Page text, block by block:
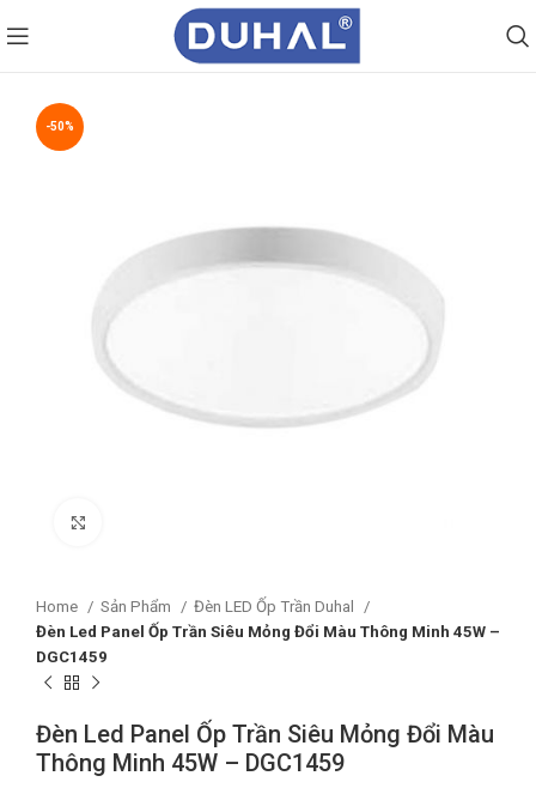
-50%
Home Sản Phẩm
Đèn LED Ốp Trần Duhal
Đèn Led Panel Ốp Trần Siêu Mỏng Đổi Màu Thông Minh 45W –
DGC1459
Đèn Led Panel Ốp Trần Siêu Mỏng Đổi Màu
Thông Minh 45W – DGC1459